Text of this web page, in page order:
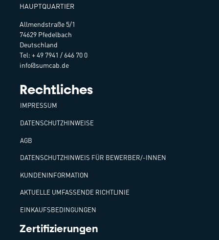
HAUPTQUARTIER
Allmendstraße 5/1
74629 Pfedelbach
Deutschland
Tel: + 49 7941 / 646 70 0
info@sumcab.de
Rechtliches
IMPRESSUM
DATENSCHUTZHINWEISE
AGB
DATENSCHUTZHINWEIS FÜR BEWERBER/-INNEN
KUNDENINFORMATION
AKTUELLE UMFASSENDE RICHTLINIE
EINKAUFSBEDINGUNGEN
Zertifizierungen